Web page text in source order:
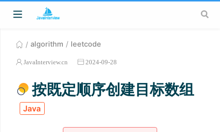
algorithm leetcode
JavaInterview.cn 2024-09-28
按既定顺序创建目标数组
Java